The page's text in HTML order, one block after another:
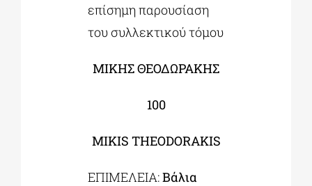
επίσημη παρουσίαση
του συλλεκτικού τόμου
ΜΙΚΗΣ ΘΕΟΔΩΡΑΚΗΣ
100
MIKIS THEODORAKIS
ΕΠΙΜΕΛΕΙΑ:Βάλια